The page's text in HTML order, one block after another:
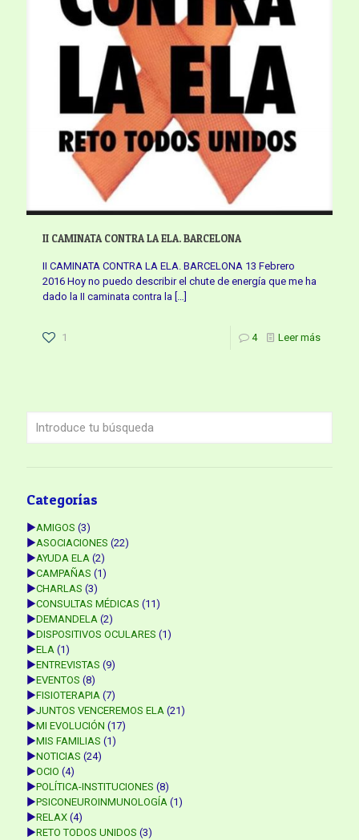
II CAMINATA CONTRA LA ELA. BARCELONA
II CAMINATA CONTRA LA ELA. BARCELONA 13 Febrero
2016 Hoy no puedo describir el chute de energía que me ha
dado la II caminata contra la
1 4 Leer más
Categorías
►AMIGOS (3)
►ASOCIACIONES (22)
►AYUDA ELA (2)
►CAMPAÑAS (1)
►CHARLAS (3)
►CONSULTAS MÉDICAS (11)
►DEMANDELA (2)
►DISPOSITIVOS OCULARES (1)
►ELA (1)
►ENTREVISTAS (9)
►EVENTOS (8)
►FISIOTERAPIA (7)
►JUNTOS VENCEREMOS ELA (21)
►MI EVOLUCIÓN (17)
►MIS FAMILIAS (1)
►NOTICIAS (24)
►OCIO (4)
►POLÍTICA-INSTITUCIONES (8)
►PSICONEUROINMUNOLOGÍA (1)
►RELAX (4)
►RETO TODOS UNIDOS (3)